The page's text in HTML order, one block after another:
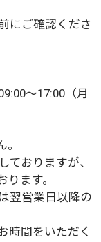
にご確認くださ
～17:00（月
ておりますが、
ます。
翌営業日以降の
時間をいただく